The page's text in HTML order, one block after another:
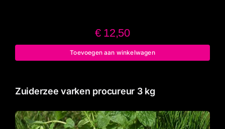
€12,50
Toevoegen aan winkelwagen
Zuiderzee varken procureur 3 kg